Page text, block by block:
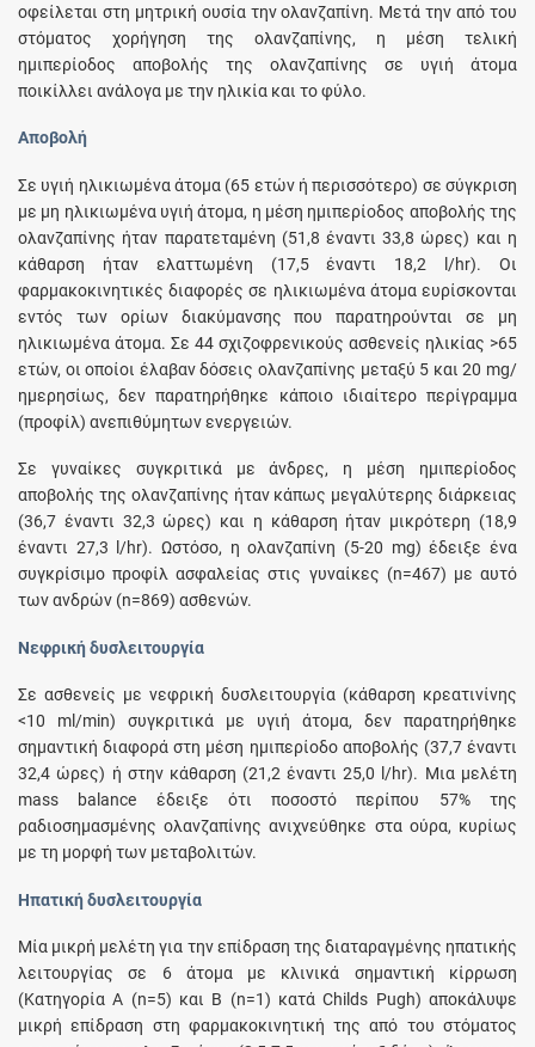
οφείλεται στη μητρική ουσία την ολανζαπίνη. Μετά την από του
στόματος χορήγηση της ολανζαπίνης, η μέση τελική
ημιπερίοδος αποβολής της ολανζαπίνης σε υγιή άτομα
ποικίλλει ανάλογα με την ηλικία και το φύλο.
Αποβολή
Σε υγιή ηλικιωμένα άτομα (65 ετών ή περισσότερο) σε σύγκριση
με μη ηλικιωμένα υγιή άτομα, η μέση ημιπερίοδος αποβολής της
ολανζαπίνης ήταν παρατεταμένη (51,8 έναντι 33,8 ώρες) και η
κάθαρση ήταν ελαττωμένη (17,5 έναντι 18,2 l/hr). Οι
φαρμακοκινητικές διαφορές σε ηλικιωμένα άτομα ευρίσκονται
εντός των ορίων διακύμανσης που παρατηρούνται σε μη
ηλικιωμένα άτομα. Σε 44 σχιζοφρενικούς ασθενείς ηλικίας >65
ετών, οι οποίοι έλαβαν δόσεις ολανζαπίνης μεταξύ 5 και 20 mg/
ημερησίως, δεν παρατηρήθηκε κάποιο ιδιαίτερο περίγραμμα
(προφίλ) ανεπιθύμητων ενεργειών.
Σε γυναίκες συγκριτικά με άνδρες, η μέση ημιπερίοδος
αποβολής της ολανζαπίνης ήταν κάπως μεγαλύτερης διάρκειας
(36,7 έναντι 32,3 ώρες) και η κάθαρση ήταν μικρότερη (18,9
έναντι 27,3 l/hr). Ωστόσο, η ολανζαπίνη (5-20 mg) έδειξε ένα
συγκρίσιμο προφίλ ασφαλείας στις γυναίκες (n=467) με αυτό
των ανδρών (n=869) ασθενών.
Νεφρική δυσλειτουργία
Σε ασθενείς με νεφρική δυσλειτουργία (κάθαρση κρεατινίνης
<10 ml/min) συγκριτικά με υγιή άτομα, δεν παρατηρήθηκε
σημαντική διαφορά στη μέση ημιπερίοδο αποβολής (37,7 έναντι
32,4 ώρες) ή στην κάθαρση (21,2 έναντι 25,0 l/hr). Μια μελέτη
mass balance έδειξε ότι ποσοστό περίπου 57% της
ραδιοσημασμένης ολανζαπίνης ανιχνεύθηκε στα ούρα, κυρίως
με τη μορφή των μεταβολιτών.
Ηπατική δυσλειτουργία
Μία μικρή μελέτη για την επίδραση της διαταραγμένης ηπατικής
λειτουργίας σε 6 άτομα με κλινικά σημαντική κίρρωση
(Κατηγορία A (n=5) και B (n=1) κατά Childs Pugh) αποκάλυψε
μικρή επίδραση στη φαρμακοκινητική της από του στόματος